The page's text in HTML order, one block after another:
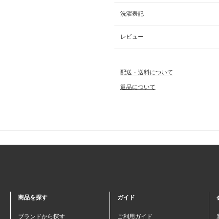
洗濯表記
レビュー
配送・送料について
返品について
商品を探す
ブランドから探す
ガイド
ご利用ガイド